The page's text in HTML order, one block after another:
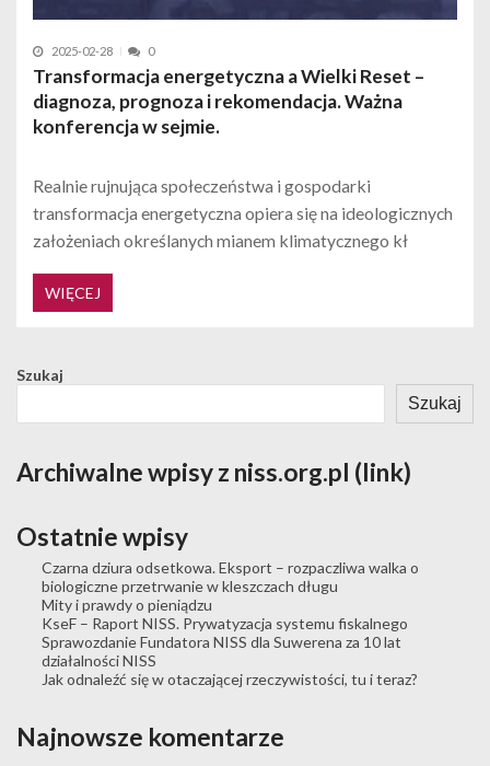
2025-02-28 0
Transformacja energetyczna a Wielki Reset –
diagnoza, prognoza i rekomendacja. Ważna
konferencja w sejmie.
Realnie rujnująca społeczeństwa i gospodarki
transformacja energetyczna opiera się na ideologicznych
założeniach określanych mianem klimatycznego kł
WIĘCEJ
Szukaj
Szukaj
Archiwalne wpisy z niss.org.pl (link)
Ostatnie wpisy
Czarna dziura odsetkowa. Eksport – rozpaczliwa walka o
biologiczne przetrwanie w kleszczach długu
Mity i prawdy o pieniądzu
KseF – Raport NISS. Prywatyzacja systemu fiskalnego
Sprawozdanie Fundatora NISS dla Suwerena za 10 lat
działalności NISS
Jak odnaleźć się w otaczającej rzeczywistości, tu i teraz?
Najnowsze komentarze